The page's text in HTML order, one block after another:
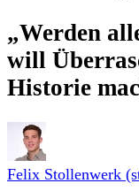
„Werden
will
Historie
Felix Stollenwerk